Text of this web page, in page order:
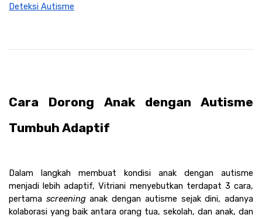
Deteksi Autisme
Cara Dorong Anak dengan Autisme
Tumbuh Adaptif
Dalam langkah membuat kondisi anak dengan autisme
menjadi lebih adaptif, Vitriani menyebutkan terdapat 3 cara,
pertama screening anak dengan autisme sejak dini, adanya
kolaborasi yang baik antara orang tua, sekolah, dan anak, dan